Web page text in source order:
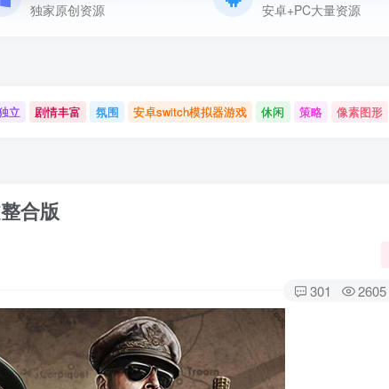
独家原创资源 安卓+PC大量资源
立 剧情丰富 氛围 安卓switch模拟器游戏 休闲 策略 像素图形
合版
301 2605